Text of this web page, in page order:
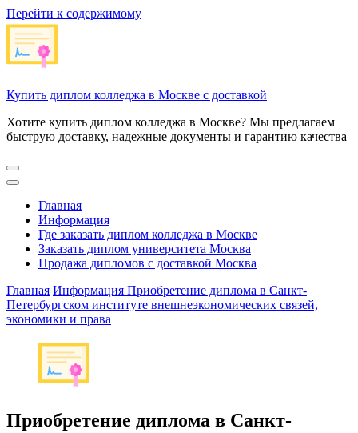
Перейти к содержимому
Купить диплом колледжа в Москве с доставкой
Хотите купить диплом колледжа в Москве? Мы предлагаем
быструю доставку, надежные документы и гарантию качества
Главная
Информация
Где заказать диплом колледжа в Москве
Заказать диплом университета Москва
Продажа дипломов с доставкой Москва
Главная Информация Приобретение диплома в Санкт-
Петербургском институте внешнеэкономических связей,
экономики и права
Приобретение диплома в Санкт-